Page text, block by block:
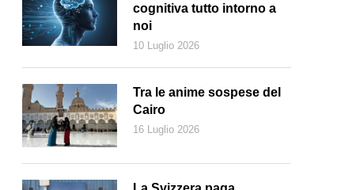
cognitiva tutto intorno a
noi
10 Luglio 2026
Tra le anime sospese del
Cairo
16 Luglio 2026